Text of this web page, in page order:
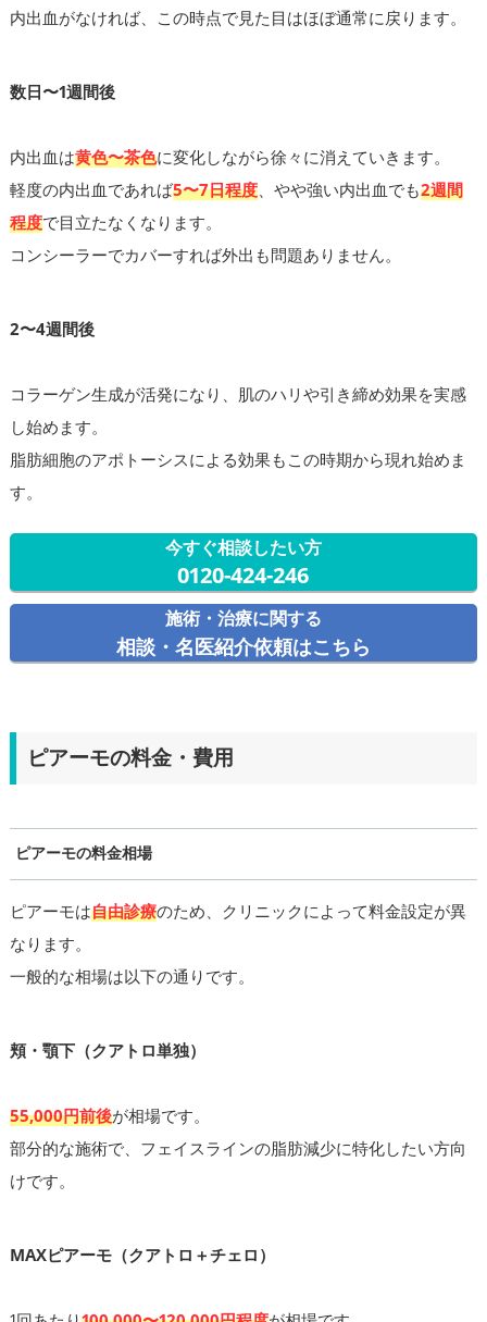
内出血がなければ、この時点で見た目はほぼ通常に戻ります。
数日〜1週間後
内出血は黄色〜茶色に変化しながら徐々に消えていきます。
軽度の内出血であれば5〜7日程度、やや強い内出血でも2週間
程度で目立たなくなります。
コンシーラーでカバーすれば外出も問題ありません。
2〜4週間後
コラーゲン生成が活発になり、肌のハリや引き締め効果を実感
し始めます。
脂肪細胞のアポトーシスによる効果もこの時期から現れ始めま
す。
今すぐ相談したい方
0120-424-246
施術・治療に関する
相談・名医紹介依頼はこちら
ピアーモの料金・費用
ピアーモの料金相場
ピアーモは自由診療のため、クリニックによって料金設定が異
なります。
一般的な相場は以下の通りです。
頬・顎下（クアトロ単独）
55,000円前後が相場です。
部分的な施術で、フェイスラインの脂肪減少に特化したい方向
けです。
MAXピアーモ（クアトロ＋チェロ）